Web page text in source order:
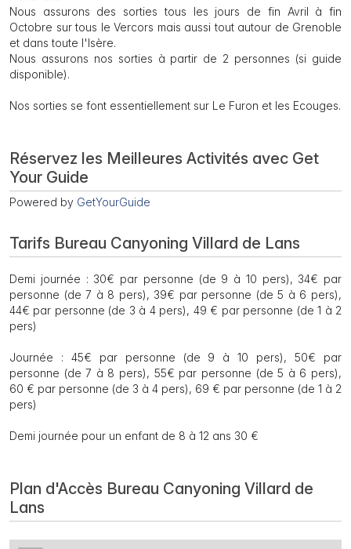
Nous assurons des sorties tous les jours de fin Avril à fin
Octobre sur tous le Vercors mais aussi tout autour de Grenoble
et dans toute l'Isère.
Nous assurons nos sorties à partir de 2 personnes (si guide
disponible).
Nos sorties se font essentiellement sur Le Furon et les Ecouges.
Réservez les Meilleures Activités avec Get
Your Guide
Powered by GetYourGuide
Tarifs Bureau Canyoning Villard de Lans
Demi journée : 30€ par personne (de 9 à 10 pers), 34€ par
personne (de 7 à 8 pers), 39€ par personne (de 5 à 6 pers),
44€ par personne (de 3 à 4 pers), 49 € par personne (de 1 à 2
pers)
Journée : 45€ par personne (de 9 à 10 pers), 50€ par
personne (de 7 à 8 pers), 55€ par personne (de 5 à 6 pers),
60 € par personne (de 3 à 4 pers), 69 € par personne (de 1 à 2
pers)
Demi journée pour un enfant de 8 à 12 ans 30 €
Plan d'Accès Bureau Canyoning Villard de
Lans